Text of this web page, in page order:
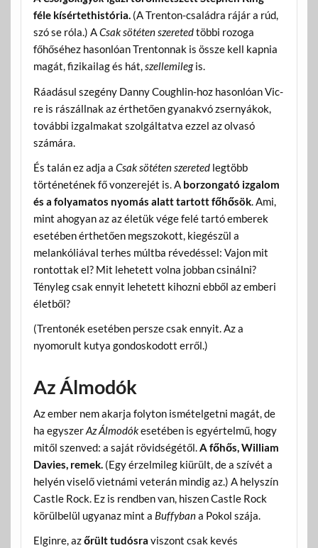
féle kísértethistória.(A Trenton-családra rájár a rúd,
szó se róla.) ACsak sötéten szeretedtöbbi rozoga
főhőséhez hasonlóan Trentonnak is össze kell kapnia
magát, fizikailag és hát,szellemilegis.
Ráadásul szegény Danny Coughlin-hoz hasonlóan Vic-
re is rászállnak az érthetően gyanakvó zsernyákok,
további izgalmakat szolgáltatva ezzel az olvasó
számára.
És talán ez adja a Csak sötéten szeretedlegtöbb
történetének fő vonzerejét is. A borzongató izgalom
és a folyamatos nyomás alatt tartott főhősök. Ami,
mint ahogyan az az életük vége felé tartó emberek
esetében érthetően megszokott, kiegészül a
melankóliával terhes múltba révedéssel: Vajon mit
rontottak el? Mit lehetett volna jobban csinálni?
Tényleg csak ennyit lehetett kihozni ebből az emberi
életből?
(Trentonék esetében persze csak ennyit. Az a
nyomorult kutya gondoskodott erről.)
Az Álmodók
Az ember nem akarja folyton ismételgetni magát, de
ha egyszerAz Álmodókesetében is egyértelmű, hogy
mitől szenved: a saját rövidségétől.A főhős, William
Davies, remek.(Egy érzelmileg kiürült, de a szívét a
helyén viselő vietnámi veterán mindig az.) A helyszín
Castle Rock. Ez is rendben van, hiszen Castle Rock
körülbelül ugyanaz mint a Buffybana Pokol szája.
Elginre, azőrült tudósra viszont csak kevés